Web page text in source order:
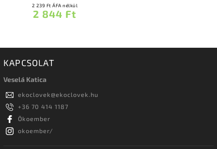
2 239 Ft ÁFA nélkül
2 844 Ft
KAPCSOLAT
Veselá Katica
ekoclovek@ekoclovek.hu
+36 70 414 1187
Ökoember
okoember/